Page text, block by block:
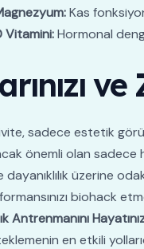
Kas
Vitamini:Hormonal
sadece estetik
önemli olan sadece
üzerine
biohack
Antrenmanını
en etkili